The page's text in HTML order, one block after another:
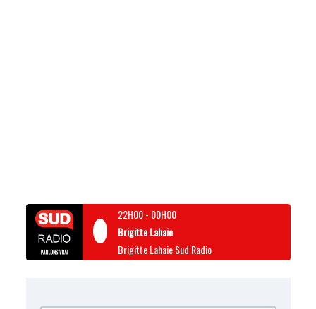
22H00- 00H00
Brigitte Lahaie
Brigitte Lahaie Sud Radio